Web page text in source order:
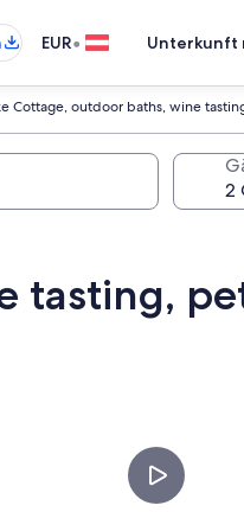
EUR• Unterkunft
Cottage, outdoor baths, wine
tasting,